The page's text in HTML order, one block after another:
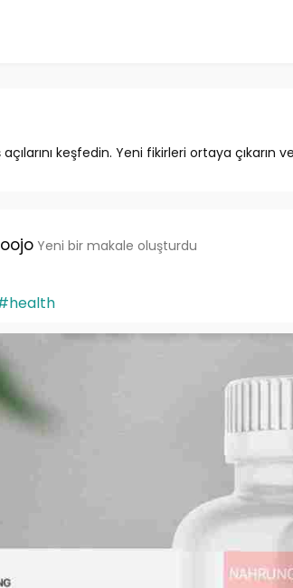
keşfedin. Yeni fikirleri ortaya çıkarın
Yeni bir makale oluşturdu